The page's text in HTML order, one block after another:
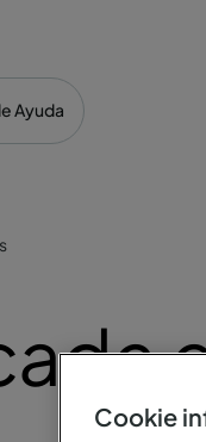
Ayuda
Cookie